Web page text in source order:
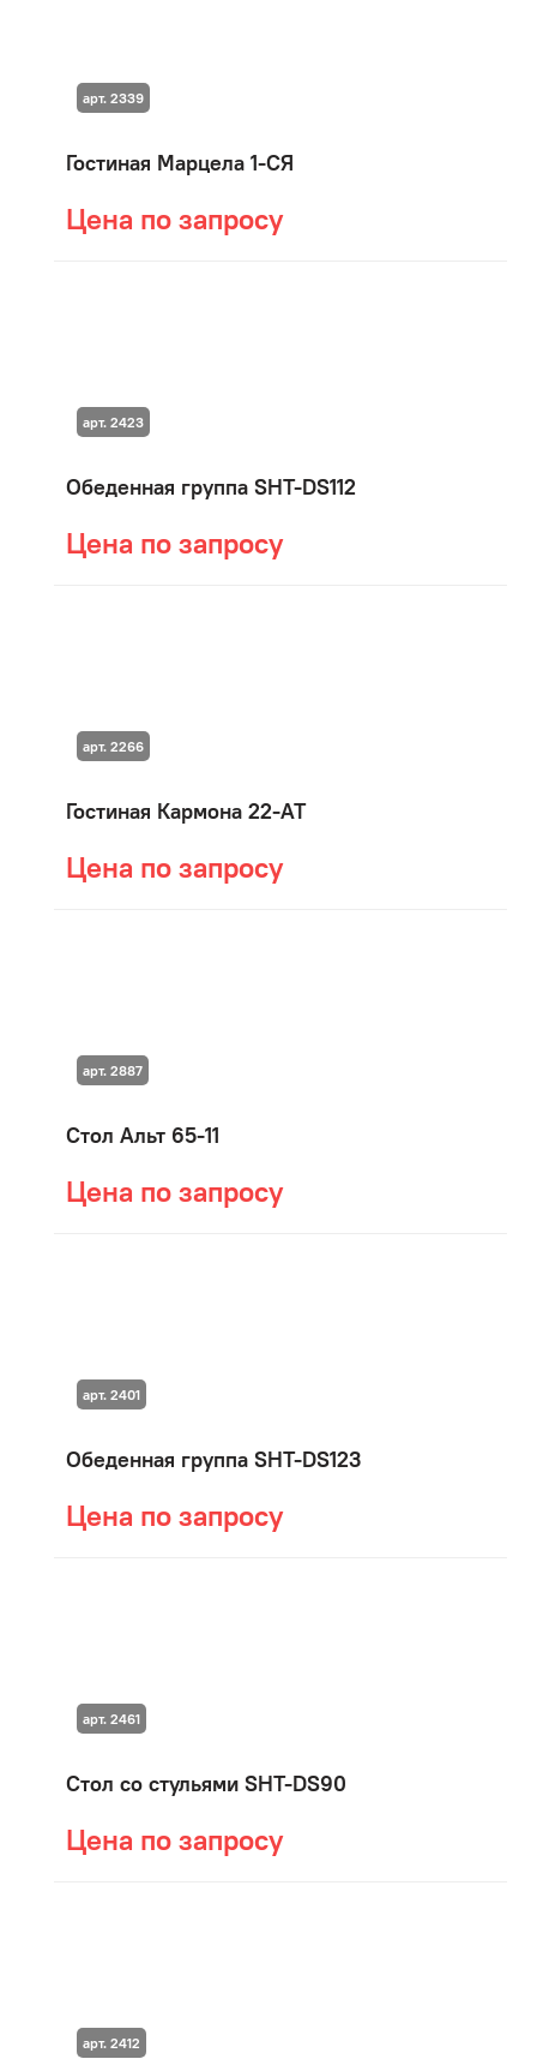
Гостиная Марцела 1-СЯ
Цена по запросу
арт. 2339
Обеденная группа SHT-DS112
Цена по запросу
арт. 2423
Гостиная Кармона 22-АТ
Цена по запросу
арт. 2266
Стол Альт 65-11
Цена по запросу
арт. 2887
Обеденная группа SHT-DS123
Цена по запросу
арт. 2401
Стол со стульями SHT-DS90
Цена по запросу
арт. 2461
арт. 2412